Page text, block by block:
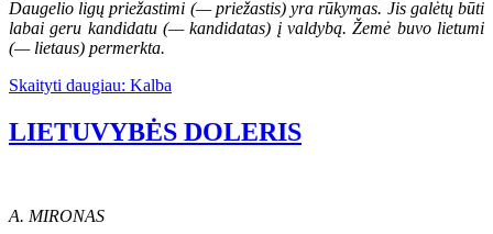
Daugelio ligų priežastimi (— priežastis) yra rūkymas. Jis galėtų būti
labai geru kandidatu (— kandidatas) į valdybą. Žemė buvo lietumi
(— lietaus) permerkta.
Skaityti daugiau: Kalba
LIETUVYBĖS DOLERIS
A. MIRONAS